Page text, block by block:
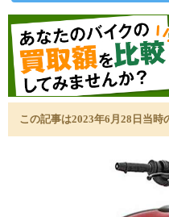
この記事は2023年6月28日当時